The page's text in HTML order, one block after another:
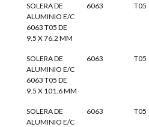
SOLERA DE
ALUMINIO E/C
6063 T05 DE
9.5 X 76.2 MM
6063 T05
SOLERA DE
ALUMINIO E/C
6063 T05 DE
9.5 X 101.6 MM
6063 T05
SOLERA DE
ALUMINIO E/C
6063 T05